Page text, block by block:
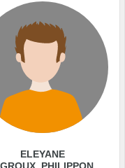
ELEYANE